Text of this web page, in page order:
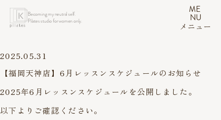
Becoming my neutral self.
Pilates studio for women only.
ME
NU
メニュー
2025.05.31
【福岡天神店】6月レッスンスケジュールのお知らせ
2025年6月レッスンスケジュールを公開しました。
以下よりご確認ください。